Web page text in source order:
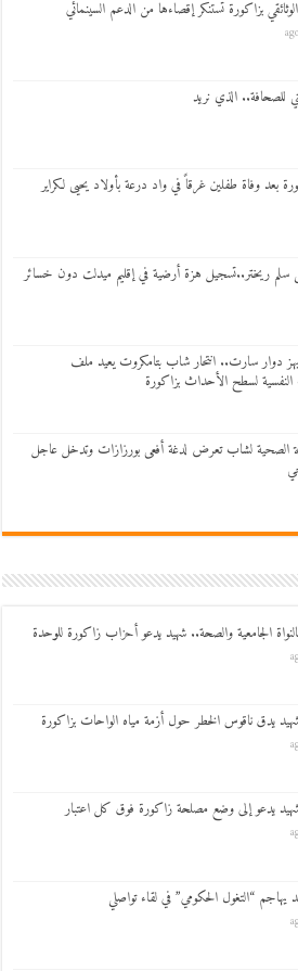
بزاكورة تستنكر إقصاءها من الدعم السينمائي
للصحافة.. الذي نريد
بعد وفاة طفلين غرقاً في واد درعة بأولاد يحيى لكراير
4.8 على سلم ريختر..تسجيل هزة أرضية في إقليم ميدلت دون خسائر
دوار سارت.. انتحار شاب بتامكروت يعيد ملف
لسطح الأحداث بزاكورة
الصحية لشاب تعرض لدغة أفعى بورزازات وتدخل عاجل
الجامعية والصحة.. شهيد يدعو أحزاب زاكورة للوحدة
يدق ناقوس الخطر حول أزمة مياه الواحات بزاكورة
يدعو إلى وضع مصلحة زاكورة فوق كل اعتبار
يهاجم “التغول الحكومي” في لقاء تواصلي